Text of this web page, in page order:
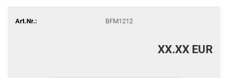
Art.Nr.: BFM1212
XX.XX EUR